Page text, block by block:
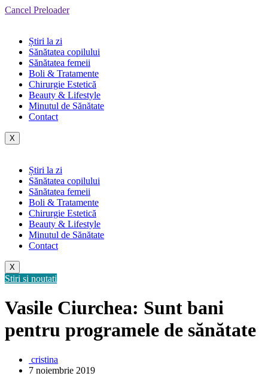
Cancel Preloader
Știri la zi
Sănătatea copilului
Sănătatea femeii
Boli & Tratamente
Chirurgie Estetică
Beauty & Lifestyle
Minutul de Sănătate
Contact
X
Știri la zi
Sănătatea copilului
Sănătatea femeii
Boli & Tratamente
Chirurgie Estetică
Beauty & Lifestyle
Minutul de Sănătate
Contact
X
Stiri si noutati
Vasile Ciurchea: Sunt bani
pentru programele de sănătate
cristina
7 noiembrie 2019